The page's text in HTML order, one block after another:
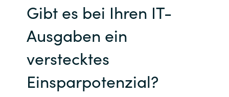
Global site
Africa
Australia
Austria
Ressourcen
IT Campus - Customer Trainings
Über uns
Gibt es bei Ihren IT-
Ausgaben ein
verstecktes
Einsparpotenzial?